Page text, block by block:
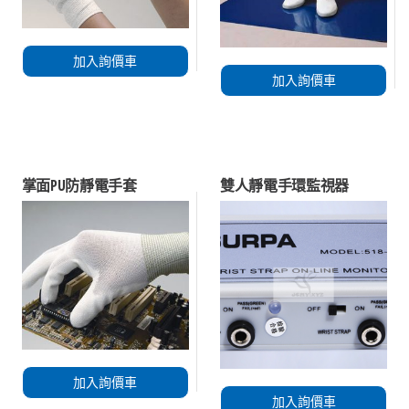
加入詢價車
加入詢價車
掌面PU防靜電手套
加入詢價車
雙人靜電手環監視器
加入詢價車